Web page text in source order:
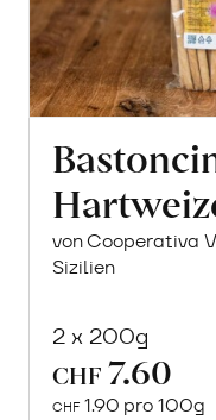
von Cooperativa
Sizilien
2 x 200g
CHF 7.60
CHF 1.90 pro 100g